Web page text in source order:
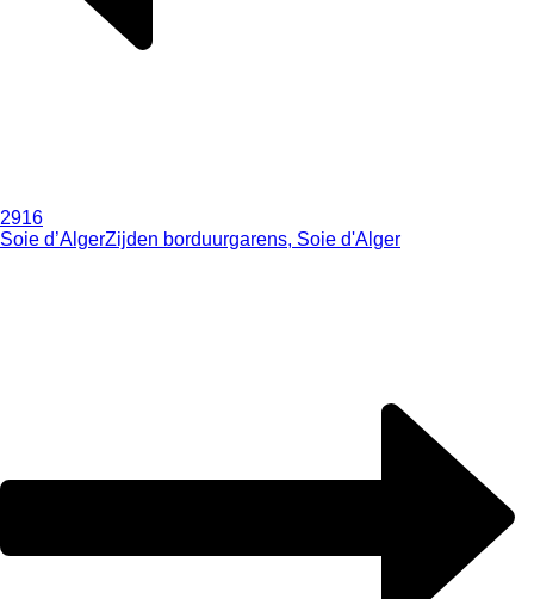
2916
Soie d’AlgerZijden borduurgarens, Soie d'Alger